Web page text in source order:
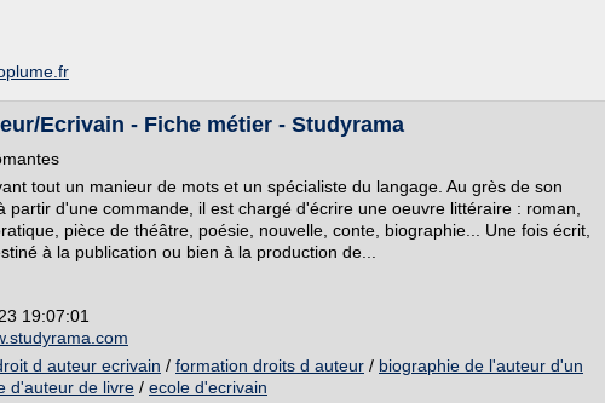
Ecrivain - Fiche métier - Studyrama
tout un manieur de mots et un spécialiste du langage. Au grès de son
partir d'une commande, il est chargé d'écrire une oeuvre littéraire : roman,
pièce de théâtre, poésie, nouvelle, conte, biographie... Une fois écrit,
à la publication ou bien à la production de...
19:07:01
d auteur ecrivain / formation droits d auteur / biographie de l'auteur d'un
d'auteur de livre / ecole d'ecrivain